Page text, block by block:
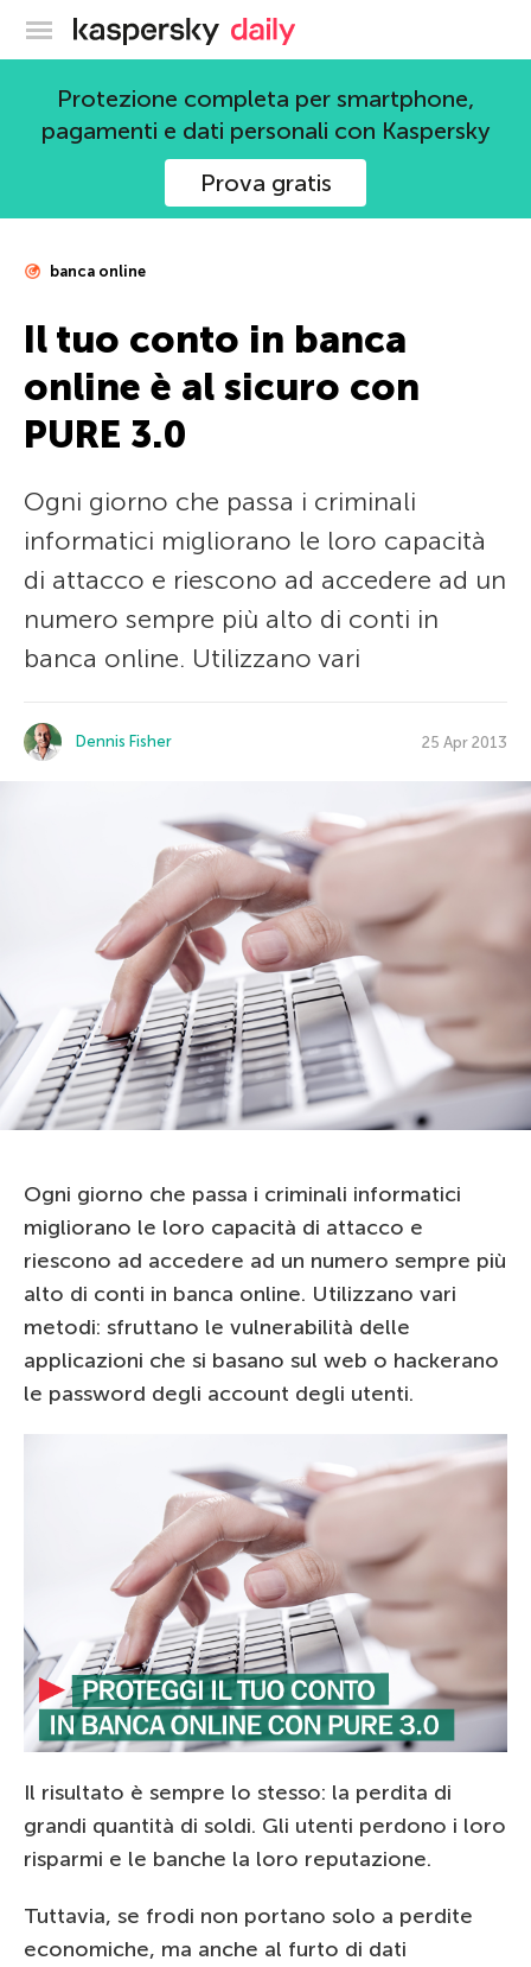
Blog ufficiale di Kaspersky
Protezione completa per smartphone,
pagamenti e dati personali con Kaspersky
Prova gratis
banca online
Il tuo conto in banca
online è al sicuro con
PURE 3.0
Ogni giorno che passa i criminali
informatici migliorano le loro capacità
di attacco e riescono ad accedere ad un
numero sempre più alto di conti in
banca online. Utilizzano vari
Dennis Fisher 25 Apr 2013
Ogni giorno che passa i criminali informatici
migliorano le loro capacità di attacco e
riescono ad accedere ad un numero sempre più
alto di conti in banca online. Utilizzano vari
metodi: sfruttano le vulnerabilità delle
applicazioni che si basano sul web o hackerano
le password degli account degli utenti.
Il risultato è sempre lo stesso: la perdita di
grandi quantità di soldi. Gli utenti perdono i loro
risparmi e le banche la loro reputazione.
Tuttavia, se frodi non portano solo a perdite
economiche, ma anche al furto di dati